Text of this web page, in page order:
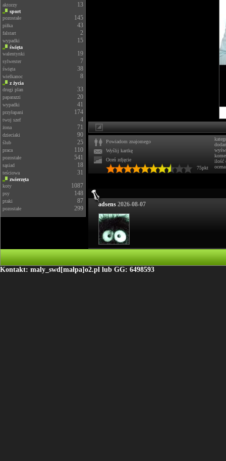
aktorzy 13
sport
pozostałe
145
piłka 43
falstart 2
wypadki 15
święta
walentynki
19
sylwester 7
święta 38
wielkanoc 8
z życia
drugi plan
33
paparazzi 20
wypadki 41
przyłapani 174
twoj szef 4
żona 71
dzieciaki 90
ślub 25
praca 110
pozostałe 541
sąsiad 18
teściowa 31
zwierzęta
koty
1087
psy 148
ptaki 87
pozostałe 299
Powiadom znajomego
Wyślij kartkę
Oceń zdjęcie
75pkt
ilość
ocena
adsens 2026-08-07
Kontakt: maly_swd[małpa]o2.pl lub GG: 6498593